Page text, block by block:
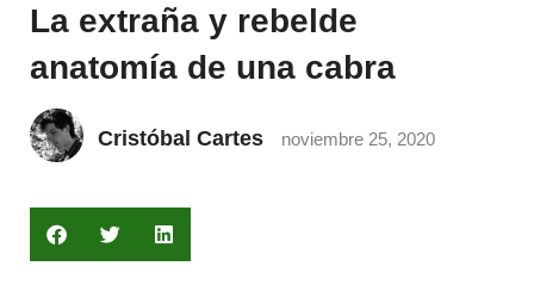
La extraña y rebelde
anatomía de una cabra
Cristóbal Cartes noviembre 25, 2020